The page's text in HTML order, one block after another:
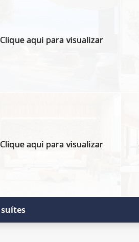
Clique aqui para visualizar
Clique aqui para visualizar